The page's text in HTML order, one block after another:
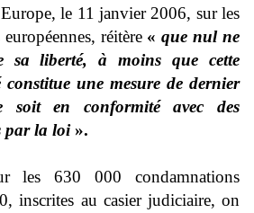
le 11 janvier 2006, sur les
réitère «que nul ne
sa liberté, à moins que cette
une mesure de dernier
soit en
conformité avec des
par la loi».
les 630 000 condamnations
inscrites au casier judiciaire, on